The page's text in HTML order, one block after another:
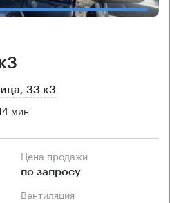
33 к3
мин
Цена продажи
по запросу
Вентиляция